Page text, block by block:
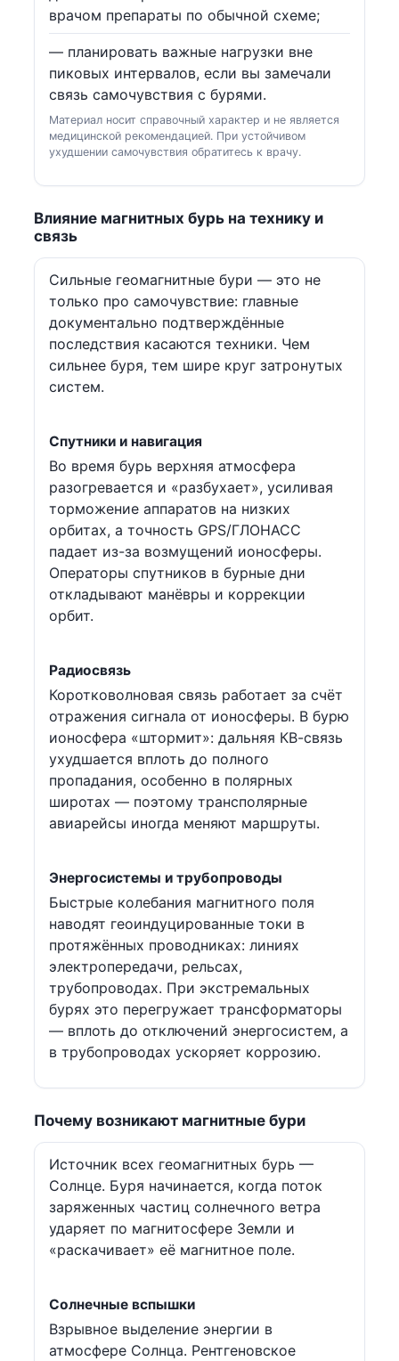
врачом препараты по обычной схеме;
— планировать важные нагрузки вне
пиковых интервалов, если вы замечали
связь самочувствия с бурями.
Материал носит справочный характер и не является
медицинской рекомендацией. При устойчивом
ухудшении самочувствия обратитесь к врачу.
Влияние магнитных бурь на технику и
связь
Сильные геомагнитные бури — это не
только про самочувствие: главные
документально подтверждённые
последствия касаются техники. Чем
сильнее буря, тем шире круг затронутых
систем.
Спутники и навигация
Во время бурь верхняя атмосфера
разогревается и «разбухает», усиливая
торможение аппаратов на низких
орбитах, а точность GPS/ГЛОНАСС
падает из-за возмущений ионосферы.
Операторы спутников в бурные дни
откладывают манёвры и коррекции
орбит.
Радиосвязь
Коротковолновая связь работает за счёт
отражения сигнала от ионосферы. В бурю
ионосфера «штормит»: дальняя КВ-связь
ухудшается вплоть до полного
пропадания, особенно в полярных
широтах — поэтому трансполярные
авиарейсы иногда меняют маршруты.
Энергосистемы и трубопроводы
Быстрые колебания магнитного поля
наводят геоиндуцированные токи в
протяжённых проводниках: линиях
электропередачи, рельсах,
трубопроводах. При экстремальных
бурях это перегружает трансформаторы
— вплоть до отключений энергосистем, а
в трубопроводах ускоряет коррозию.
Почему возникают магнитные бури
Источник всех геомагнитных бурь —
Солнце. Буря начинается, когда поток
заряженных частиц солнечного ветра
ударяет по магнитосфере Земли и
«раскачивает» её магнитное поле.
Солнечные вспышки
Взрывное выделение энергии в
атмосфере Солнца. Рентгеновское